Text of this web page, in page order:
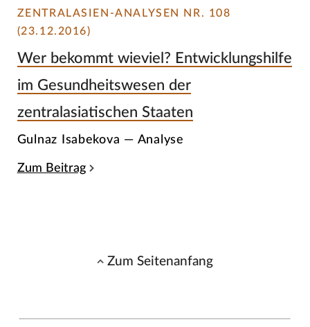
ZENTRALASIEN-ANALYSEN NR. 108
(23.12.2016)
Wer bekommt wieviel? Entwicklungshilfe
im Gesundheitswesen der
zentralasiatischen Staaten
Gulnaz Isabekova — Analyse
Zum Beitrag
Zum Seitenanfang